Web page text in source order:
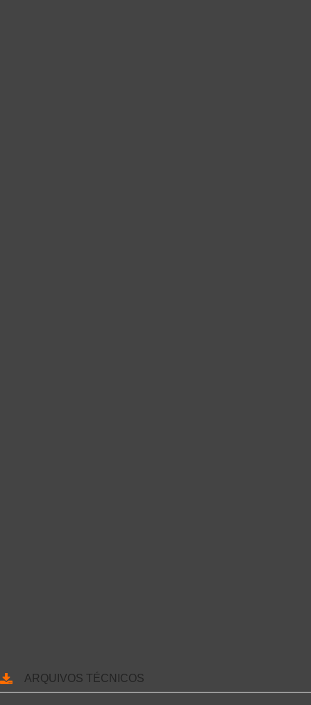
ARQUIVOS TÉCNICOS